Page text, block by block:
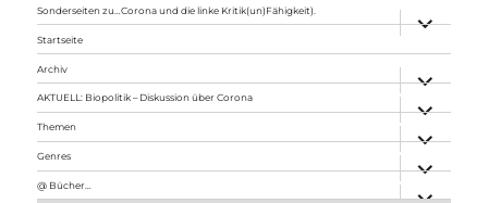
Sonderseiten zu…Corona und die linke Kritik(un)Fähigkeit).
anzeigen
Startseite
Archiv
anzeigen
AKTUELL: Biopolitik – Diskussion über Corona
anzeigen
Themen
anzeigen
Genres
anzeigen
@ Bücher…